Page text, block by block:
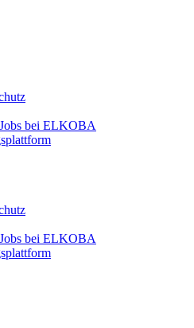
bei ELKOBA
bei ELKOBA